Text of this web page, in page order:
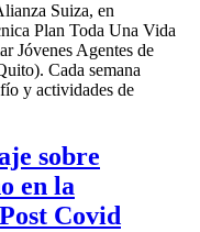
Suiza, en
Plan Toda Una Vida
Jóvenes Agentes de
Cada semana
y actividades de
sobre
en la
Covid